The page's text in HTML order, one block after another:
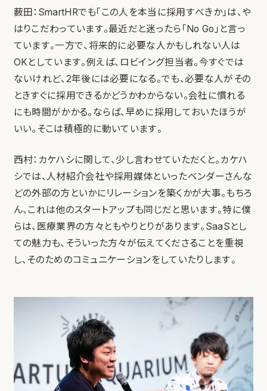
薮田：SmartHRでも「この人を本当に採用すべきか」は、や
はりこだわっています。最近だと迷ったら「No Go」と言っ
ています。一方で、将来的に必要な人かもしれない人は
OKとしています。例えば、ロビイング担当者。今すぐでは
ないけれど、2年後には必要になる。でも、必要な人がその
ときすぐに採用できるかどうかわからない。会社に慣れる
にも時間がかかる。ならば、早めに採用しておいたほうが
いい。そこは積極的に動いています。
西村：カケハシに関して、少し言わせていただくと。カケハ
シでは、人材紹介会社や採用媒体といったベンダーさんな
どの外部の方といかにリレーションを築くかが大事。もちろ
ん、これは他のスタートアップも同じだと思います。特に僕
らは、医療業界の方々ともやりとりがあります。SaaSとし
ての魅力も、そういった方々が伝えてくださることを重視
し、そのためのコミュニケーションをしていたりします。